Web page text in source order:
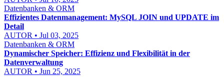
Datenbanken & ORM
Effizientes Datenmanagement: MySQL JOIN und UPDATE im
Detail
AUTOR • Jul 03, 2025
Datenbanken & ORM
Dynamischer Speicher: Effizienz und Flexibilität in der
Datenverwaltung
AUTOR • Jun 25, 2025